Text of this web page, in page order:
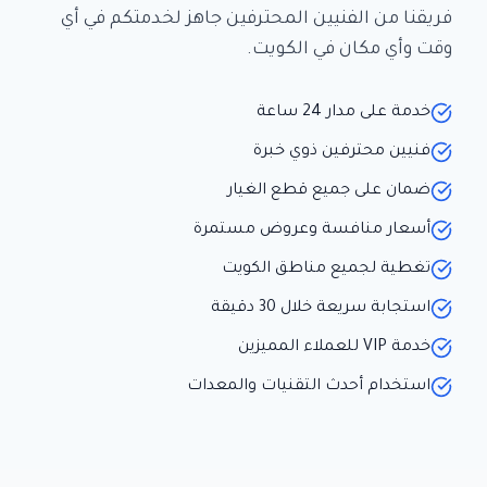
فريقنا من الفنيين المحترفين جاهز لخدمتكم في أي
وقت وأي مكان في الكويت.
خدمة على مدار 24 ساعة
فنيين محترفين ذوي خبرة
ضمان على جميع قطع الغيار
أسعار منافسة وعروض مستمرة
تغطية لجميع مناطق الكويت
استجابة سريعة خلال 30 دقيقة
خدمة VIP للعملاء المميزين
استخدام أحدث التقنيات والمعدات